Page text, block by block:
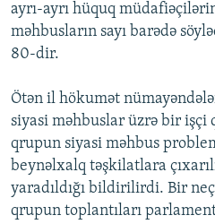
ayrı-ayrı hüquq
məhbusların sayı barədə
80-dir.
Ötən il hökumət
siyasi məhbuslar üzrə bir işçi
qrupun siyasi məhbus
beynəlxalq təşkilatlara
yaradıldığı bildirilirdi. Bir
qrupun toplantıları